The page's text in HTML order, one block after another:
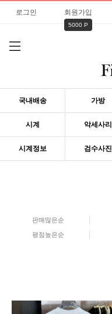
로그인 회원가입
5000 P
국내배송 가방
시계 악세사리
시계정보 검수사진
판매많은순
평점높은순